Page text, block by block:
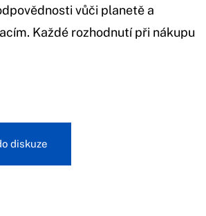
vůči planetě a
Každé rozhodnutí při nákupu
diskuze